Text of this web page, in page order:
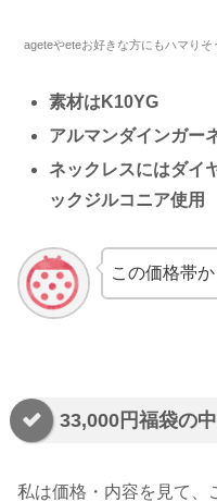
ageteやeteお好きな方にもハマり
素材はK10YG
アルマンダインガー
ネックレスにはダイ
ックジルコニア使用
この価格帯
33,000円福袋の
私は価格・内容を見て、